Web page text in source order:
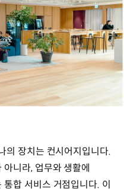
의 장치는 컨시어지입니다.
니라, 업무와 생활에
합 서비스 거점입니다. 이